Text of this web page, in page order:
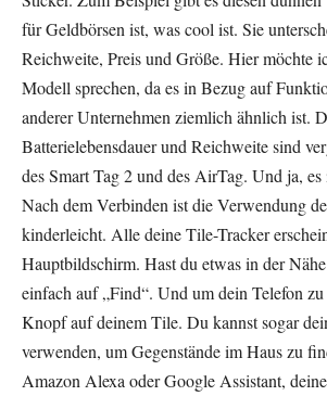
für Geldbörsen ist, was cool ist. Sie
Reichweite, Preis und Größe. Hier möchte
Modell sprechen, da es in Bezug auf
anderer Unternehmen ziemlich ähnlich ist.
Batterielebensdauer und Reichweite sind
des Smart Tag 2 und des AirTag. Und ja, es
Nach dem Verbinden ist die Verwendung
kinderleicht. Alle deine Tile-Tracker
Hauptbildschirm. Hast du etwas in der
einfach auf „Find“. Und um dein Telefon
Knopf auf deinem Tile. Du kannst sogar
verwenden, um Gegenstände im Haus zu
Amazon Alexa oder Google Assistant,